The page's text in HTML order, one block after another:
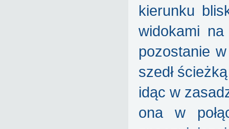
kierunku
widokami
pozostanie
szedł
idąc w
ona w